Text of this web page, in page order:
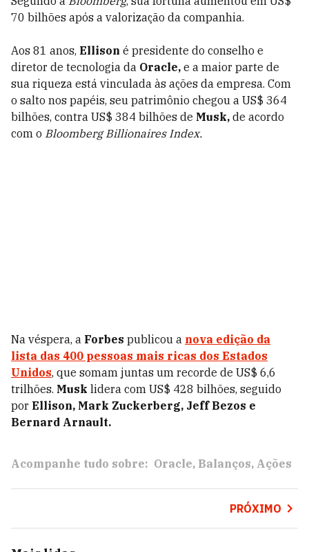
70 bilhões após a valorização da companhia.
Aos 81 anos, Ellison é presidente do conselho e
diretor de tecnologia da Oracle, e a maior parte de
sua riqueza está vinculada às ações da empresa. Com
o salto nos papéis, seu patrimônio chegou a US$ 364
bilhões, contra US$ 384 bilhões de Musk, de acordo
com o Bloomberg Billionaires Index.
Na véspera, a Forbes publicou a nova edição da
lista das 400 pessoas mais ricas dos Estados
Unidos, que somam juntas um recorde de US$ 6,6
trilhões. Musk lidera com US$ 428 bilhões, seguido
por Ellison, Mark Zuckerberg, Jeff Bezos e
Bernard Arnault.
Acompanhe tudo sobre: Oracle Balanços Ações
PRÓXIMO